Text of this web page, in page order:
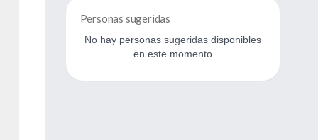
Personas sugeridas
No hay personas sugeridas disponibles
en este momento